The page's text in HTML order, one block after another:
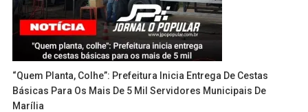
“Quem Planta, Colhe”: Prefeitura Inicia Entrega De Cestas
Básicas Para Os Mais De 5 Mil Servidores Municipais De
Marília